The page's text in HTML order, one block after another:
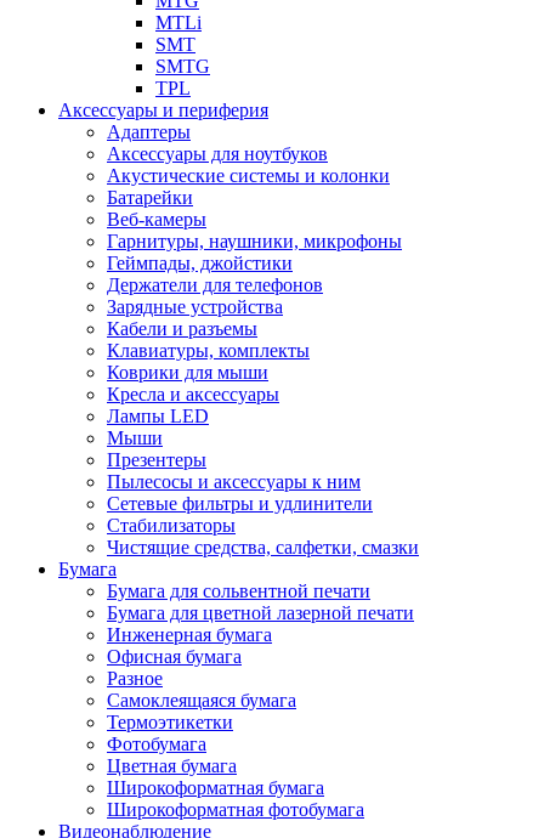
MTLi
SMT
SMTG
TPL
Аксессуары и периферия
Адаптеры
Аксессуары для ноутбуков
Акустические системы и колонки
Батарейки
Веб-камеры
Гарнитуры, наушники, микрофоны
Геймпады, джойстики
Держатели для телефонов
Зарядные устройства
Кабели и разъемы
Клавиатуры, комплекты
Коврики для мыши
Кресла и аксессуары
Лампы LED
Мыши
Презентеры
Пылесосы и аксессуары к ним
Сетевые фильтры и удлинители
Стабилизаторы
Чистящие средства, салфетки, смазки
Бумага
Бумага для сольвентной печати
Бумага для цветной лазерной печати
Инженерная бумага
Офисная бумага
Разное
Самоклеящаяся бумага
Термоэтикетки
Фотобумага
Цветная бумага
Широкоформатная бумага
Широкоформатная фотобумага
Видеонаблюдение